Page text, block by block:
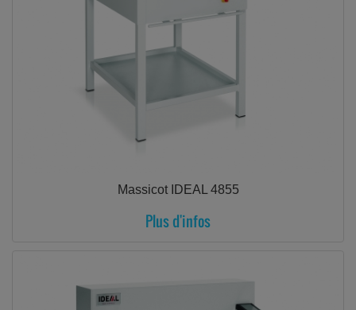
Massicot IDEAL 4855
Plus d'infos